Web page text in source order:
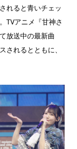
れると青いチェッ
TVアニメ『甘神さ
放送中の最新曲
されるとともに、